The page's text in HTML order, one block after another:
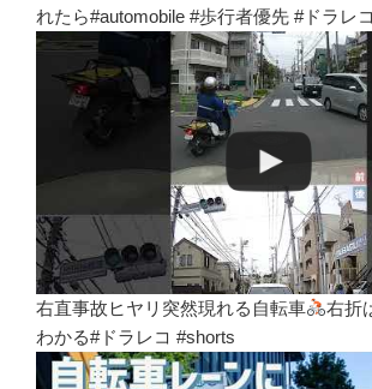
れたら#automobile #歩行者優先 #ドラレコ
右直事故ヒヤリ突然現れる自転車
右折
わかる#ドラレコ #shorts